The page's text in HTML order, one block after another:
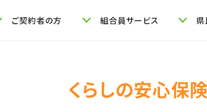
ご契約者の方 組合員サービス 県
くらしの安心保険